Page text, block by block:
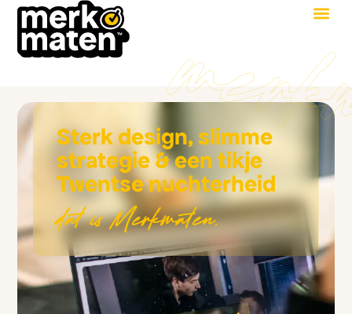
Sterk design, slimme
strategie & een tikje
Twentse nuchterheid
dat is Merkmaten.